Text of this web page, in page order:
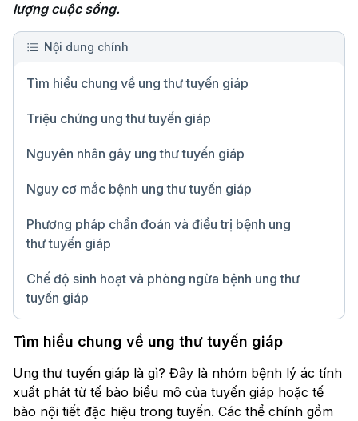
lượng cuộc sống.
Nội dung chính
Tìm hiểu chung về ung thư tuyến giáp
Triệu chứng ung thư tuyến giáp
Nguyên nhân gây ung thư tuyến giáp
Nguy cơ mắc bệnh ung thư tuyến giáp
Phương pháp chẩn đoán và điều trị bệnh ung
thư tuyến giáp
Chế độ sinh hoạt và phòng ngừa bệnh ung thư
tuyến giáp
Tìm hiểu chung về ung thư tuyến giáp
Ung thư tuyến giáp là gì? Đây là nhóm bệnh lý ác tính
xuất phát từ tế bào biểu mô của tuyến giáp hoặc tế
bào nội tiết đặc hiệu trong tuyến. Các thể chính gồm